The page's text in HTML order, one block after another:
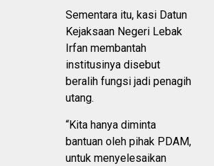
Sementara itu, kasi Datun
Kejaksaan Negeri Lebak
Irfan membantah
institusinya disebut
beralih fungsi jadi penagih
utang.
“Kita hanya diminta
bantuan oleh pihak PDAM,
untuk menyelesaikan